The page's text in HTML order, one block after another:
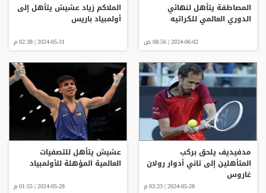
المصاطفة يتأهل لنهائي
الدوري العالمي للكراتيه
2024-06-02 | 08:56 ص
الملاكم زياد عشيش يتأهل إلى
أولمبياد باريس
2024-05-31 | 02:38 م
مدفيديف يلحق بركب
المتأهلين إلى ثاني أدوار رولان
غاروس
2024-05-28 | 03:23 م
عشيش يتأهل للتصفيات
العالمية المؤهلة للأولمبياد
2024-05-28 | 01:55 م